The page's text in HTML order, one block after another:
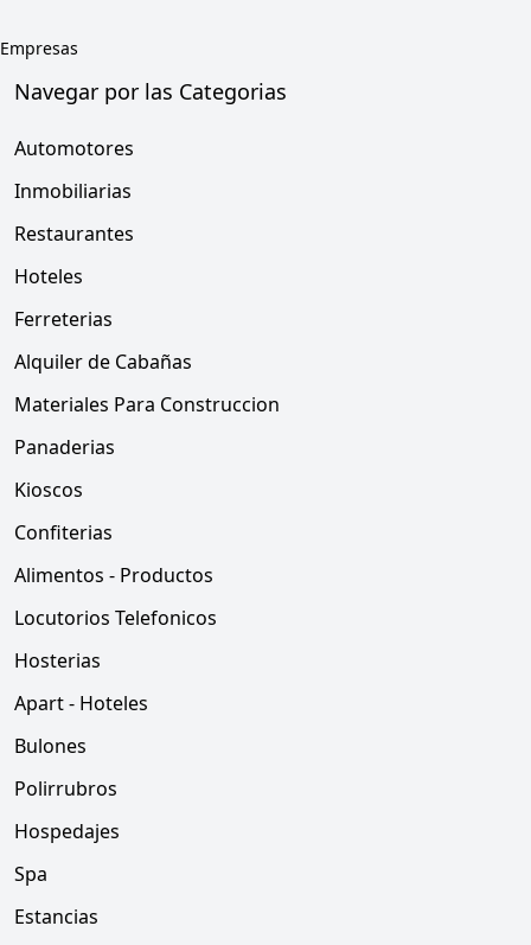
Empresas
Navegar por las Categorias
Automotores
Inmobiliarias
Restaurantes
Hoteles
Ferreterias
Alquiler de Cabañas
Materiales Para Construccion
Panaderias
Kioscos
Confiterias
Alimentos - Productos
Locutorios Telefonicos
Hosterias
Apart - Hoteles
Bulones
Polirrubros
Hospedajes
Spa
Estancias